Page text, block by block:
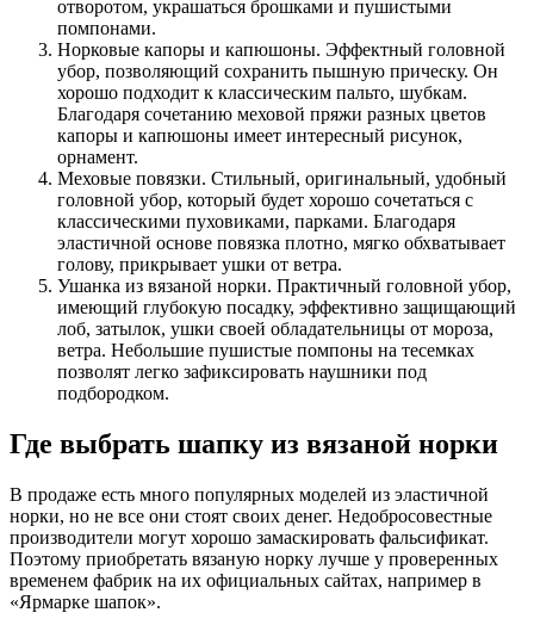
отворотом, украшаться брошками и пушистыми
помпонами.
Норковые капоры и капюшоны. Эффектный головной
убор, позволяющий сохранить пышную прическу. Он
хорошо подходит к классическим пальто, шубкам.
Благодаря сочетанию меховой пряжи разных цветов
капоры и капюшоны имеет интересный рисунок,
орнамент.
Меховые повязки. Стильный, оригинальный, удобный
головной убор, который будет хорошо сочетаться с
классическими пуховиками, парками. Благодаря
эластичной основе повязка плотно, мягко обхватывает
голову, прикрывает ушки от ветра.
Ушанка из вязаной норки. Практичный головной убор,
имеющий глубокую посадку, эффективно защищающий
лоб, затылок, ушки своей обладательницы от мороза,
ветра. Небольшие пушистые помпоны на тесемках
позволят легко зафиксировать наушники под
подбородком.
Где выбрать шапку из вязаной норки
В продаже есть много популярных моделей из эластичной
норки, но не все они стоят своих денег. Недобросовестные
производители могут хорошо замаскировать фальсификат.
Поэтому приобретать вязаную норку лучше у проверенных
временем фабрик на их официальных сайтах, например в
«Ярмарке шапок».